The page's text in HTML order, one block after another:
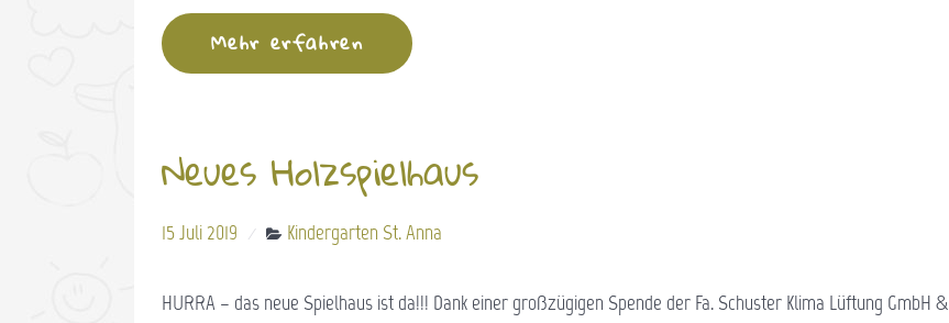
Mehr erfahren
Neues Holzspielhaus
15 Juli 2019 Kindergarten St. Anna
HURRA – das neue Spielhaus ist da!!! Dank einer großzügigen Spende der Fa. Schuster Klima Lüftung GmbH &